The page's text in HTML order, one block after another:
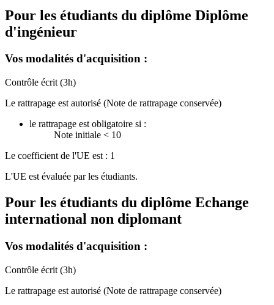
Pour les étudiants du diplôme Diplôme
d'ingénieur
Vos modalités d'acquisition :
Contrôle écrit (3h)
Le rattrapage est autorisé (Note de rattrapage conservée)
le rattrapage est obligatoire si :
Note initiale < 10
Le coefficient de l'UE est : 1
L'UE est évaluée par les étudiants.
Pour les étudiants du diplôme Echange
international non diplomant
Vos modalités d'acquisition :
Contrôle écrit (3h)
Le rattrapage est autorisé (Note de rattrapage conservée)